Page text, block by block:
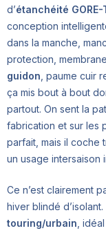
d’étanchéité GORE-
conception
dans la manche,
protection,
guidon, paume cuir
ça mis bout à bout
partout. On sent la
fabrication et sur les
parfait, mais il coche
un usage intersaison
Ce n’est clairement
hiver blindé d’isolant.
touring/urbain,